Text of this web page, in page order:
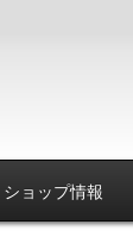
ショップ情報